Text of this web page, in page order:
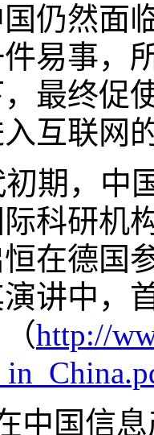
仍然面
易事，
最终促
互联网
初期，中
科研机
在德国
讲中，
http://
中国信